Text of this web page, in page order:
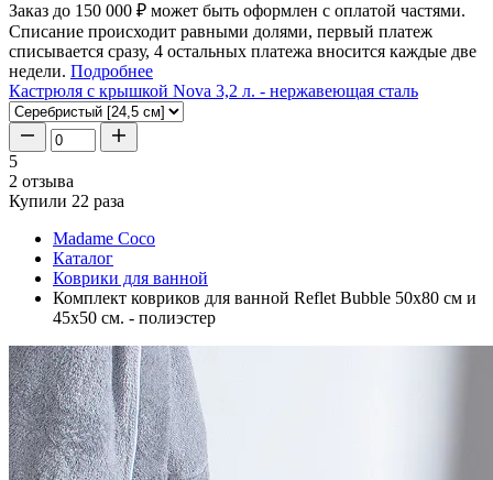
Заказ до 150 000 ₽ может быть оформлен с оплатой частями.
Списание происходит равными долями, первый платеж
списывается сразу, 4 остальных платежа вносится каждые две
недели. Подробнее
Кастрюля с крышкой Nova 3,2 л. - нержавеющая сталь
5
2 отзыва
Купили 22 раза
Madame Coco
Каталог
Коврики для ванной
Комплект ковриков для ванной Reflet Bubble 50x80 см и
45x50 см. - полиэстер